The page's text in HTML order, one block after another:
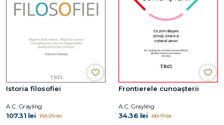
Istoria filosofiei
A.C. Grayling
107.31 lei 153.29 lei
Frontierele cunoașterii
A.C. Grayling
34.36 lei 68.71 lei